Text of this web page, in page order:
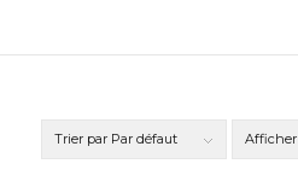
Trier par Par défaut Afficher